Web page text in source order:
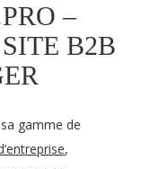
–
B2B
gamme de
,